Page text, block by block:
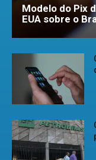
Modelo do Pix
EUA sobre o